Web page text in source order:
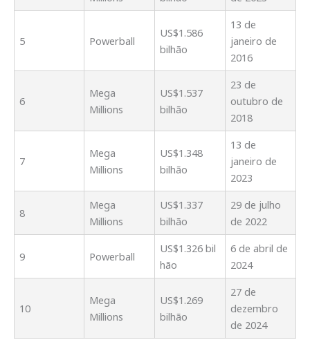
5 Powerball
US$1.586
bilhão
13 de
janeiro de
2016
6
Mega
Millions
US$1.537
bilhão
23 de
outubro de
2018
7
Mega
Millions
US$1.348
bilhão
13 de
janeiro de
2023
8
Mega
Millions
US$1.337
bilhão
29 de julho
de 2022
9 Powerball
US$1.326 bil
hão
6 de abril de
2024
10
Mega
Millions
US$1.269
bilhão
27 de
dezembro
de 2024